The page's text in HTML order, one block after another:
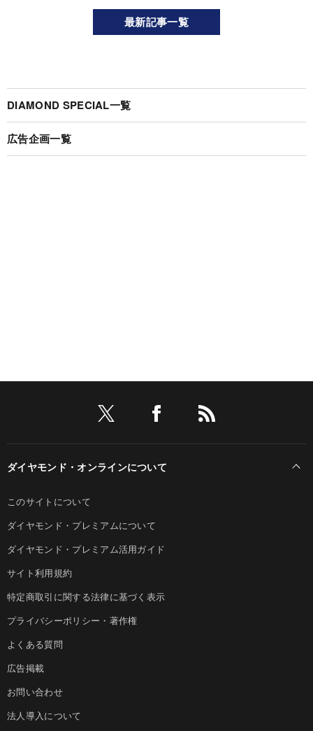
最新記事一覧
DIAMOND SPECIAL一覧
広告企画一覧
ダイヤモンド・オンラインについて
このサイトについて
ダイヤモンド・プレミアムについて
ダイヤモンド・プレミアム活用ガイド
サイト利用規約
特定商取引に関する法律に基づく表示
プライバシーポリシー・著作権
よくある質問
広告掲載
お問い合わせ
法人導入について